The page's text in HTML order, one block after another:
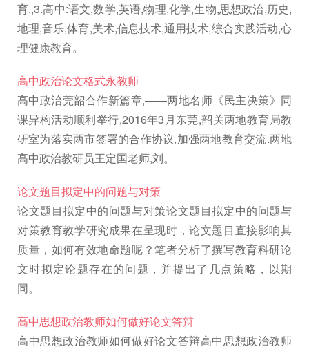
育.,3.高中:语文,数学,英语,物理,化学,生物,思想政治,历史,
地理,音乐,体育,美术,信息技术,通用技术,综合实践活动,心
理健康教育。
高中政治论文格式永教师
高中政治莞韶合作新篇章,——两地名师《民主决策》同
课异构活动顺利举行,2016年3月东莞,韶关两地教育局教
研室为落实两市签署的合作协议,加强两地教育交流.两地
高中政治教研员王定国老师,刘。
论文题目拟定中的问题与对策
论文题目拟定中的问题与对策论文题目拟定中的问题与
对策教育教学研究成果在呈现时，论文题目直接影响其
质量，如何有效地命题呢？笔者分析了撰写教育科研论
文时拟定论题存在的问题，并提出了几点策略，以期
同。
高中思想政治教师如何做好论文答辩
高中思想政治教师如何做好论文答辩高中思想政治教师